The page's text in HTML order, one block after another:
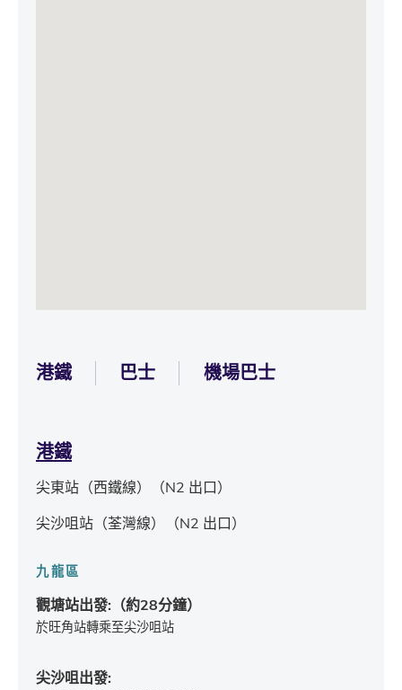
港鐵 巴士 機場巴士
港鐵
尖東站（西鐵線）（N2 出口）
尖沙咀站（荃灣線）（N2 出口）
九龍區
觀塘站出發:（約28分鐘）
於旺角站轉乘至尖沙咀站
尖沙咀出發: